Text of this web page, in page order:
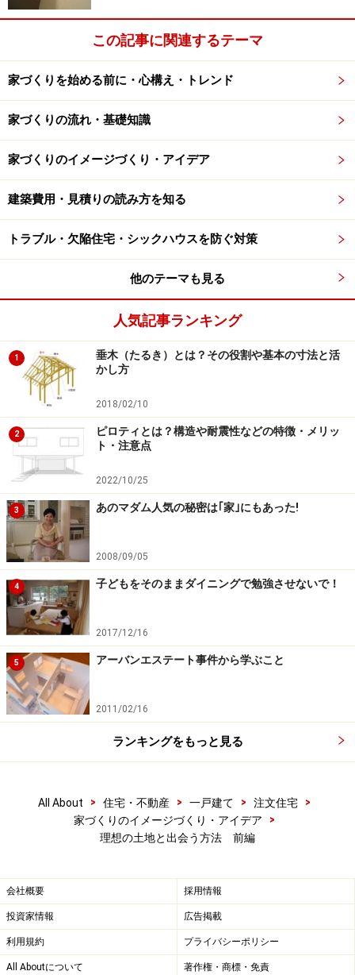
気になるハザードマップについて
プが気になります」
「希望しているエリアが軟弱地盤だと聞いたのですが大
丈夫でしょうか？」
という質問を近年よく受けます。地球規模での気候変動
の影響もあり、日本も夏が亜熱帯化してきたことが、1
ハザードマップは市町村の役所など入手＆見ることが可
能です。ハザードマップには、「洪水時に浸水しやすい
エリア」、「豪雨時の土石流の危険エリア」などが詳細
に示されています。最近では、東日本大震災クラスの津
波が来た場合、それぞれのエリアでどれくらいの高さに
なるか、というデータも公開されています。このように
ハザードマップなどは、見れば見るほど悩ましい部分が
ありますが、その土地の性格を知った上で土地を購入す
ることはとても重要です。
また希望しているエリアのハザードマップなどが気にな
る場合は、相談している専門家に、
ードマップ的に大丈夫でしょうか？専門家から見てどう
でしょうか？」
地震と軟弱地盤、断層の関係について
軟弱地盤に関してよく質問されますが、軟弱地盤とは
「直接家の基礎をその土地の上に乗せた時に、沈下して
いく恐れがある地盤」のことを言います。軟弱地盤は地
震時に液状化現象というものを生じる場合があります。
阪神淡路大震災の時にも話題になりましたが、杭などの
地盤補強をしている部分（例：家）と補強をしていない
合わせて地震のことで押さえておきたいことは、断層で
す。これまでの大地震の時は、断層付近の建物の倒壊な
断層の位置をあらかじめ調べておくことが重要です。
断層の位置に関しても、各市町村の役所で情報が公開さ
れています。直接市町村に問い合わせすれば、資料を提
この記事に関連するテーマ
家づくりを始める前に・心構え・トレンド
家づくりの流れ・基礎知識
家づくりのイメージづくり・アイデア
建築費用・見積りの読み方を知る
トラブル・欠陥住宅・シックハウスを防ぐ対策
他のテーマも見る
人気記事ランキング
1
垂木（たるき）とは？その役割や基本の寸法と活
かし方
2018/02/10
2
ピロティとは？構造や耐震性などの特徴・メリッ
ト・注意点
2022/10/25
3 あのマダム人気の秘密は｢家｣にもあった!
2008/09/05
4 子どもをそのままダイニングで勉強させないで！
2017/12/16
5 アーバンエステート事件から学ぶこと
2011/02/16
ランキングをもっと見る
All About > 住宅・不動産 > 一戸建て > 注文住宅
>
家づくりのイメージづくり・アイデア
>
理想の土地と出会う方法 前編
会社概要 採用情報
投資家情報 広告掲載
利用規約 プライバシーポリシー
All Aboutについて 著作権・商標・免責